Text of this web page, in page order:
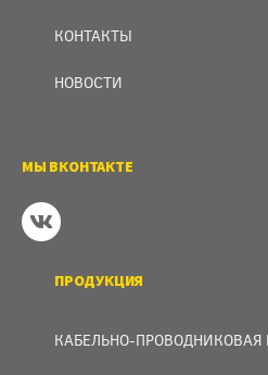
КОНТАКТЫ
НОВОСТИ
МЫ ВКОНТАКТЕ
ПРОДУКЦИЯ
КАБЕЛЬНО-ПРОВОДНИКОВАЯ